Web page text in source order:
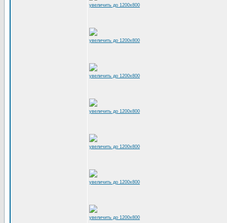
увеличить до 1200x800
увеличить до 1200x800
увеличить до 1200x800
увеличить до 1200x800
увеличить до 1200x800
увеличить до 1200x800
увеличить до 1200x800